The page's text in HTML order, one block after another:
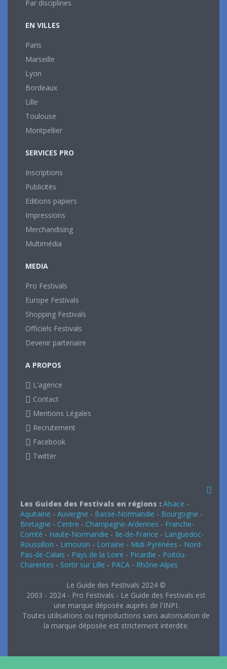
Par disciplines
EN VILLES
Paris
Marseille
Lyon
Bordeaux
Lille
Toulouse
Montpellier
SERVICES PRO
Inscriptions
Publicités
Editions papiers
Impressions
Merchandising
Multimédia
MEDIA
Pro Festivals
Europe Festivals
Shopping Festivals
Officiels Festivals
Devenir partenaire
A PROPOS
L'agence
Contact
Mentions Légales
Recrutement
Facebook
Twitter
Les Guides des Festivals en régions : Alsace -
Aquitaine - Auvergne - Basse-Normandie - Bourgogne -
Bretagne - Centre - Champagne-Ardennes - Franche-
Comté - Haute-Normandie - Ile-de-France - Languedoc-
Roussillon - Limousin - Lorraine - Midi-Pyrénées - Nord-
Pas-de-Calais - Pays de la Loire - Picardie - Poitou-
Charentes - Sortir sur Lille - PACA - Rhône-Alpes
Le Guide des Festivals 2024 ©
2003 - 2024 - Pro Festivals - Le Guide des Festivals est
une marque déposée auprès de l'INPI.
Toutes utilisations ou reproductions sans autorisation de
la marque déposée est strictement interdite.